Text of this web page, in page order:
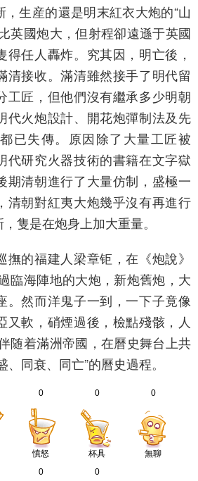
生産的還是明末紅衣大炮的“山
英國炮大，但射程卻遠遜于英國
得任人轟炸。究其因，明亡後，
清接收。滿清雖然接手了明代留
工匠，但他們沒有繼承多少明朝
代火炮設計、開花炮彈制法及先
已失傳。原因除了大量工匠被
代研究火器技術的書籍在文字獄
期清朝進行了大量仿制，盛極一
清朝對紅夷大炮幾乎沒有再進行
隻是在炮身上加大重量。
的福建人梁章钜，在《炮說》
臨海陣地的大炮，新炮舊炮，大
。然而洋鬼子一到，一下子竟像
又軟，硝煙過後，檢點殘骸，人
随着滿洲帝國，在曆史舞台上共
同衰、同亡”的曆史過程。
0
憤怒
0
杯具
0
無聊
0 0